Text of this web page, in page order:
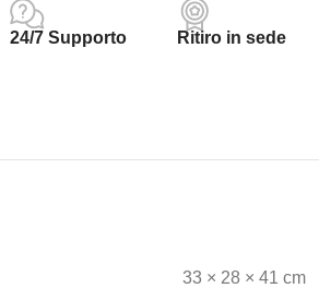
24/7 Supporto Ritiro in sede
33 × 28 × 41 cm